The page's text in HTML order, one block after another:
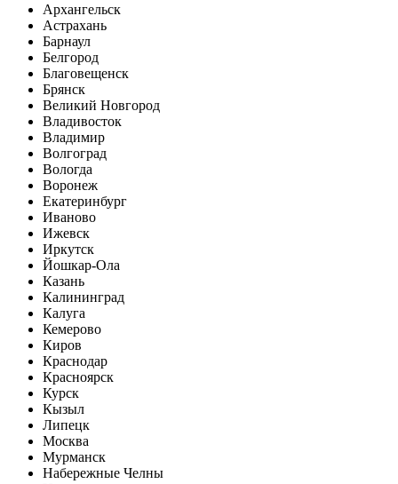
Архангельск
Астрахань
Барнаул
Белгород
Благовещенск
Брянск
Великий Новгород
Владивосток
Владимир
Волгоград
Вологда
Воронеж
Екатеринбург
Иваново
Ижевск
Иркутск
Йошкар-Ола
Казань
Калининград
Калуга
Кемерово
Киров
Краснодар
Красноярск
Курск
Кызыл
Липецк
Москва
Мурманск
Набережные Челны